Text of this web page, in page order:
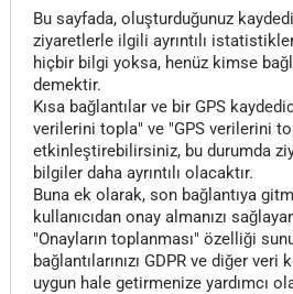
Bu sayfada, oluşturduğunuz
ziyaretlerle ilgili ayrıntılı
hiçbir bilgi yoksa, henüz kimse
demektir.
Kısa bağlantılar ve bir GPS
verilerini topla" ve "GPS verilerini
etkinleştirebilirsiniz, bu durumda
bilgiler daha ayrıntılı olacaktır.
Buna ek olarak, son bağlantıya
kullanıcıdan onay almanızı
"Onayların toplanması" özelliği
bağlantılarınızı GDPR ve diğer veri
uygun hale getirmenize yardımcı